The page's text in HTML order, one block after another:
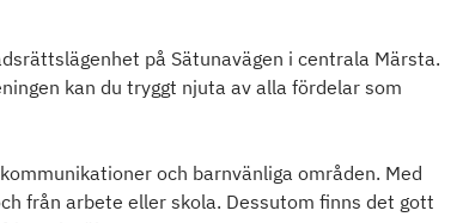
på Sätunavägen i centrala Märsta.
kan du tryggt njuta av alla fördelar som
och barnvänliga områden. Med
från arbete eller skola. Dessutom finns det gott